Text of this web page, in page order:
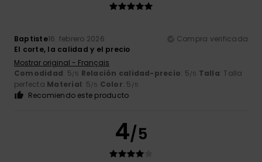
Baptiste16. febrero 2026
Compra verificada
El corte, la calidad y el precio
Mostrar original - Français
Comodidad: 5/5 Relación calidad-precio: 5/5 Talla: Talla
perfecta Material: 5/5 Color: 5 /5
Recomiendo este producto
4/5